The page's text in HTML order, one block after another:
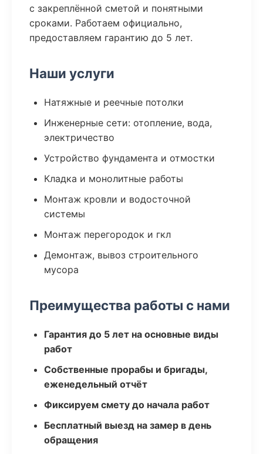
с закреплённой сметой и понятными
сроками. Работаем официально,
предоставляем гарантию до 5 лет.
Наши услуги
Натяжные и реечные потолки
Инженерные сети: отопление, вода,
электричество
Устройство фундамента и отмостки
Кладка и монолитные работы
Монтаж кровли и водосточной
системы
Монтаж перегородок и гкл
Демонтаж, вывоз строительного
мусора
Преимущества работы с нами
Гарантия до 5 лет на основные виды
работ
Собственные прорабы и бригады,
еженедельный отчёт
Фиксируем смету до начала работ
Бесплатный выезд на замер в день
обращения